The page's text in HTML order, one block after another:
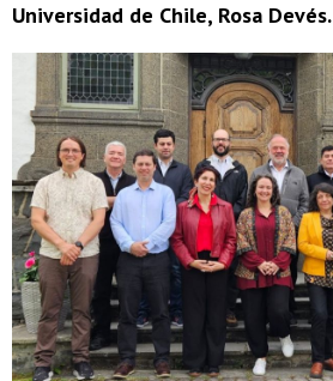
Universidad de Chile, Rosa Devés.